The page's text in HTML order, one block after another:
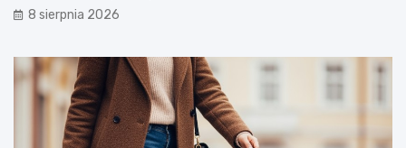
8 sierpnia 2026